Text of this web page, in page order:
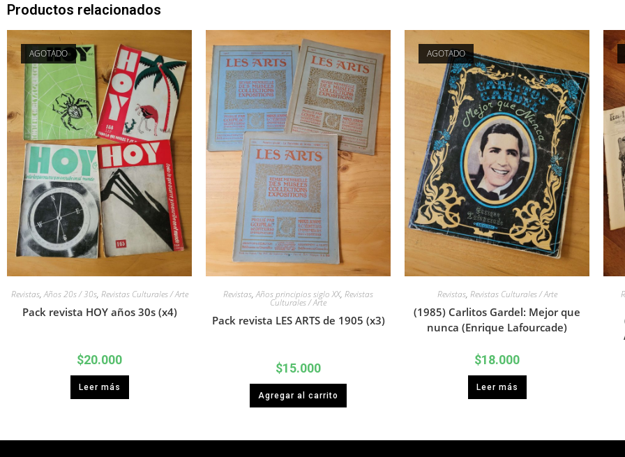
Productos relacionados
AGOTADO
Revistas,Años 20s / 30s, Revistas Culturales / Arte
Pack revista HOY años 30s (x4)
$20.000
Leer más
Revistas,Años principios siglo XX, Revistas
Culturales / Arte
Pack revista LES ARTS de 1905 (x3)
$15.000
Agregar al carrito
AGOTADO
Revistas, Revistas Culturales / Arte
(1985) Carlitos Gardel: Mejor que
nunca (Enrique Lafourcade)
$18.000
Leer más